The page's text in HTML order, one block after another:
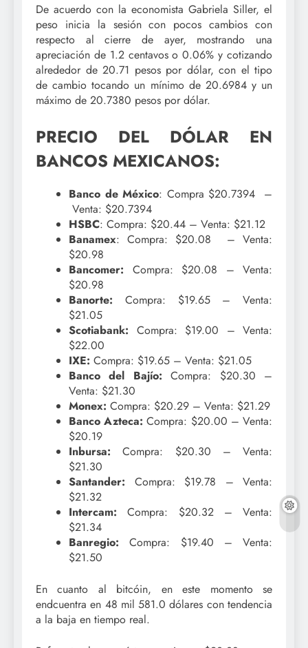
De acuerdo con la economista Gabriela Siller, el
peso inicia la sesión con pocos cambios con
respecto al cierre de ayer, mostrando una
apreciación de 1.2 centavos o 0.06% y cotizando
alrededor de 20.71 pesos por dólar, con el tipo
de cambio tocando un mínimo de 20.6984 y un
máximo de 20.7380 pesos por dólar.
PRECIO DEL DÓLAR EN
BANCOS MEXICANOS:
Banco de México: Compra $20.7394 –
Venta: $20.7394
HSBC: Compra: $20.44 – Venta: $21.12
Banamex: Compra: $20.08 – Venta:
$20.98
Bancomer: Compra: $20.08 – Venta:
$20.98
Banorte: Compra: $19.65 – Venta:
$21.05
Scotiabank: Compra: $19.00 – Venta:
$22.00
IXE: Compra: $19.65 – Venta: $21.05
Banco del Bajío:Compra: $20.30 –
Venta: $21.30
Monex: Compra: $20.29 – Venta: $21.29
Banco Azteca:Compra: $20.00 – Venta:
$20.19
Inbursa:Compra: $20.30 – Venta:
$21.30
Santander: Compra: $19.78 – Venta:
$21.32
Intercam:Compra: $20.32 – Venta:
$21.34
Banregio: Compra: $19.40 – Venta:
$21.50
En cuanto al bitcóin, en este momento se
endcuentra en 48 mil 581.0 dólares con tendencia
a la baja en tiempo real.